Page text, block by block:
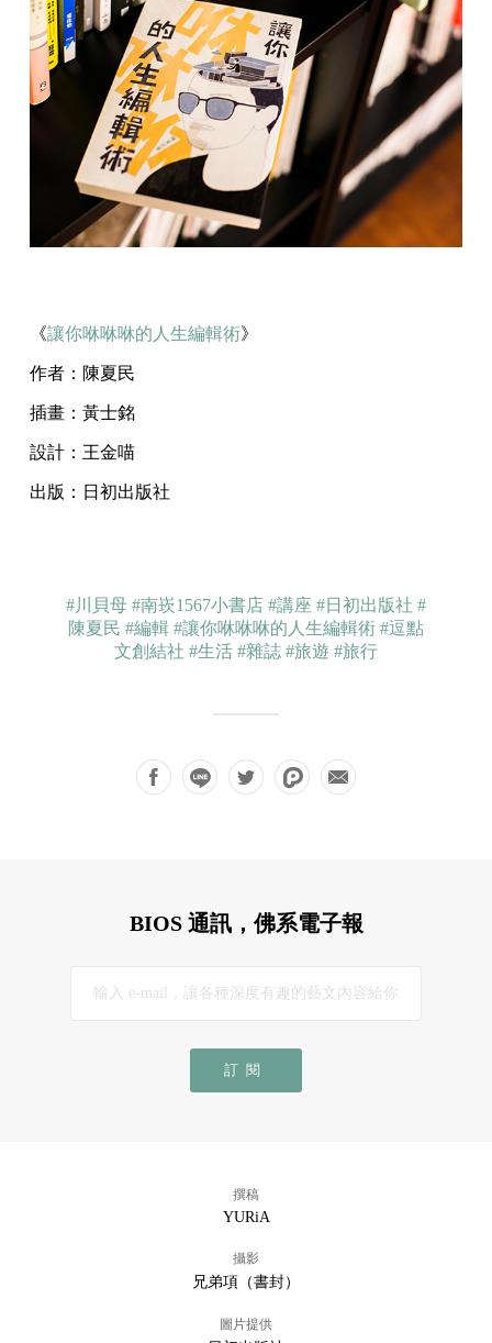
《讓你咻咻咻的人生編輯術》
作者：陳夏民
插畫：黃士銘
設計：王金喵
出版：日初出版社
#川貝母 #南崁1567小書店 #講座 #日初出版社 #
陳夏民 #編輯 #讓你咻咻咻的人生編輯術 #逗點
文創結社 #生活 #雜誌 #旅遊 #旅行
BIOS 通訊，佛系電子報
訂閱
撰稿
YURiA
攝影
兄弟項（書封）
圖片提供